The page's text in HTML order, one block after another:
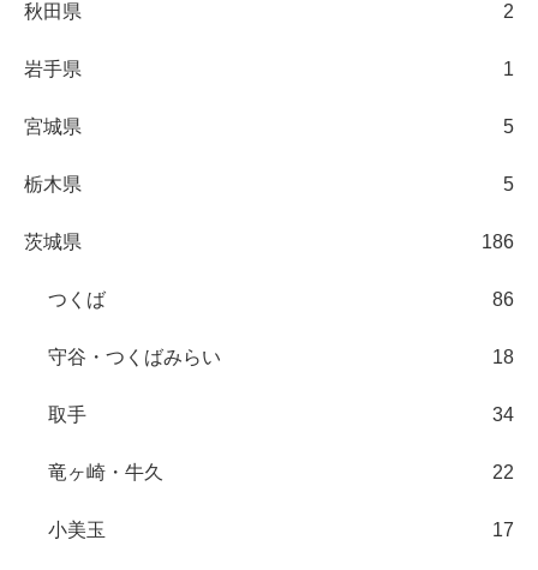
秋田県 2
岩手県 1
宮城県 5
栃木県 5
茨城県 186
つくば 86
守谷・つくばみらい 18
取手 34
竜ヶ崎・牛久 22
小美玉 17